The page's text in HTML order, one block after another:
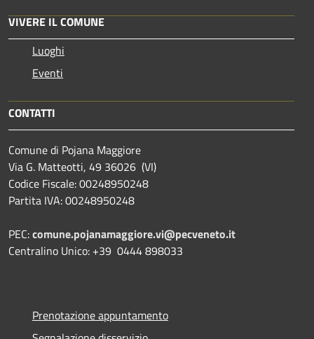
VIVERE IL COMUNE
Luoghi
Eventi
CONTATTI
Comune di Pojana Maggiore
Via G. Matteotti, 49 36026 (VI)
Codice Fiscale: 00248950248
Partita IVA: 00248950248
PEC:comune.pojanamaggiore.vi@pecveneto.it
Centralino Unico: +39 0444 898033
Prenotazione appuntamento